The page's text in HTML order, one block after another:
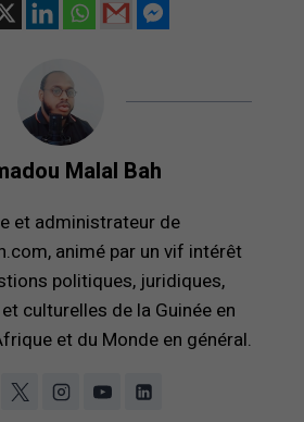
Malal Bah
et administrateur de
animé par un vif intérêt
politiques, juridiques,
culturelles de la Guinée en
et du Monde en général.